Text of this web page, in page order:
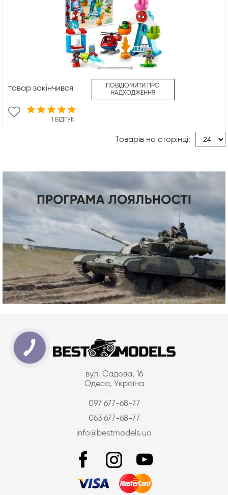
1 ВІДГУК
товар закінчився
ПОВІДОМИТИ ПРО
НАДХОДЖЕННЯ
Товарів на сторінці:
вул. Садова, 16
Одеса, Україна
097 677-68-77
063 677-68-77
info@bestmodels.ua